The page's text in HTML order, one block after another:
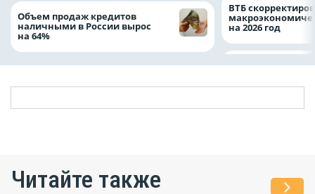
Объем продаж кредитов
наличными в России вырос
на 64%
ВТБ
на 2026 год
Читайте также